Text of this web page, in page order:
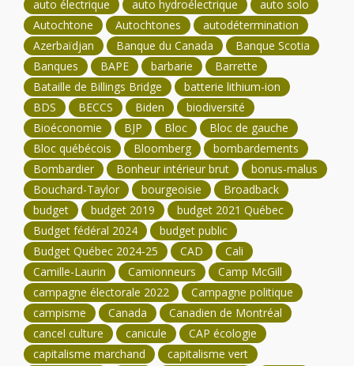
auto électrique auto hydroélectrique
auto solo
Autochtone
Autochtones
autodétermination
Azerbaïdjan
Banque du Canada
Banque Scotia
Banques
BAPE barbarie
Barrette
Bataille de Billings Bridge
batterie lithium-ion
BDS
BECCS Biden
biodiversité
Bioéconomie
BJP Bloc
Bloc de gauche
Bloc québécois
Bloomberg
bombardements
Bombardier
Bonheur intérieur brut
bonus-malus
Bouchard-Taylor
bourgeoisie
Broadback
budget
budget 2019
budget 2021 Québec
Budget fédéral 2024
budget public
Budget Québec 2024-25
CAD
Cali
Camille-Laurin
Camionneurs
Camp McGill
campagne électorale 2022
Campagne politique
campisme
Canada
Canadien de Montréal
cancel culture
canicule
CAP écologie
capitalisme marchand
capitalisme vert